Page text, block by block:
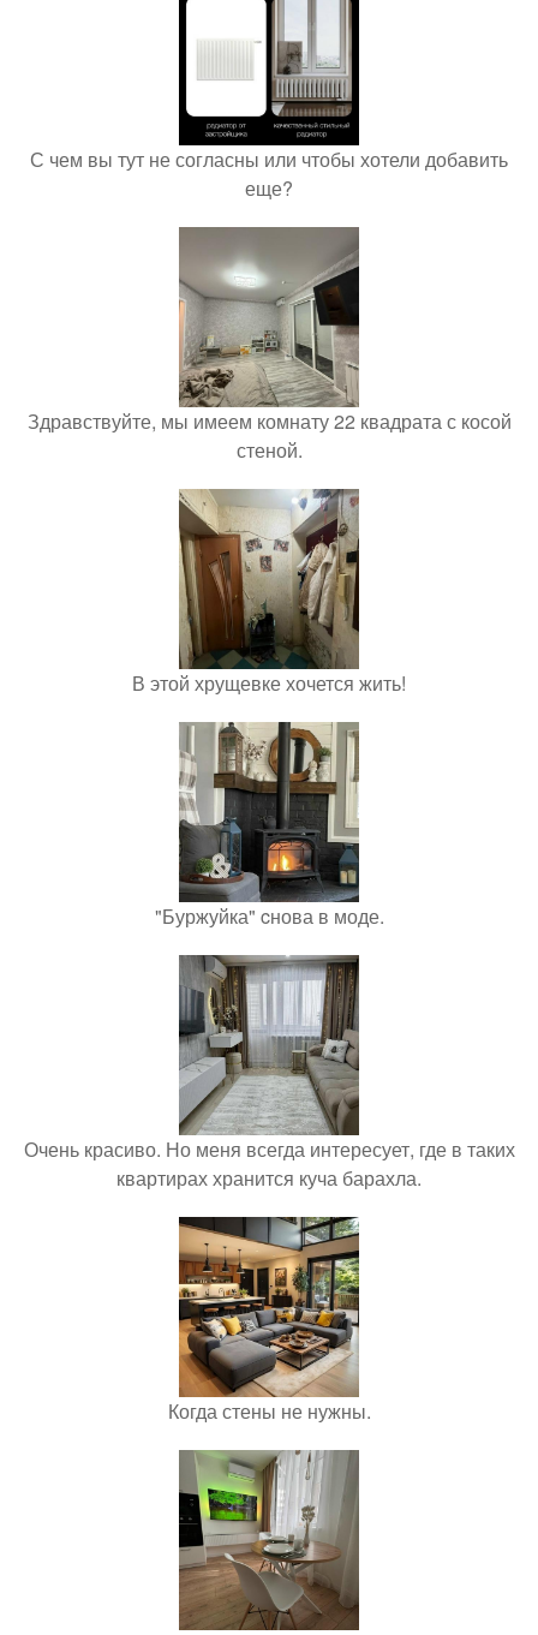
С чем вы тут не согласны или чтобы хотели добавить
еще?
Здравствуйте, мы имеем комнату 22 квадрата с косой
стеной.
В этой хрущевке хочется жить!
"Буржуйка" cнова в моде.
Очень красиво. Но меня всегда интересует, где в таких
квартирах хранится куча барахла.
Когда стены не нужны.